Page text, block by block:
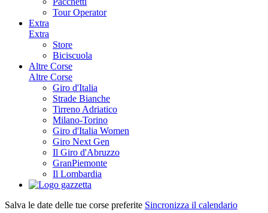
Tour Operator
Extra
Extra
Store
Biciscuola
Altre Corse
Altre Corse
Giro d'Italia
Strade Bianche
Tirreno Adriatico
Milano-Torino
Giro d'Italia Women
Giro Next Gen
Il Giro d'Abruzzo
GranPiemonte
Il Lombardia
Salva le date delle tue corse preferite Sincronizza il calendario